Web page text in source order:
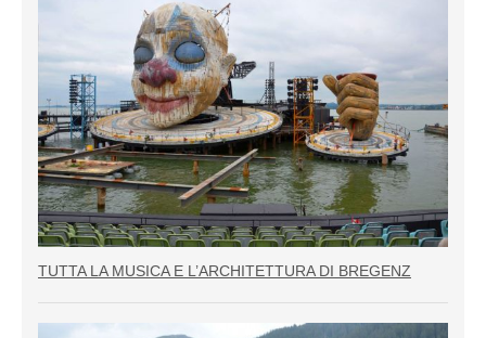
TUTTA LA MUSICA E L’ARCHITETTURA DI BREGENZ